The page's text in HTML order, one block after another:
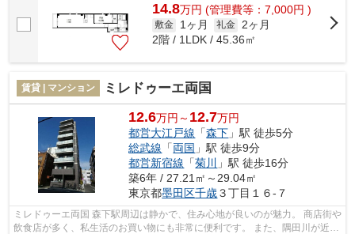
14.8万円 (管理費等：7,000円 )
敷金 1ヶ月 礼金 2ヶ月
2階 / 1LDK / 45.36㎡
賃貸 | マンション ミレドゥーエ両国
12.6万円～ 12.7万円
都営大江戸線 「森下 」駅 徒歩5分
総武線 「両国 」駅 徒歩9分
都営新宿線 「菊川
」駅 徒歩16分
築6年 / 27.21㎡～29.04㎡
東京都墨田区千歳３丁目１６-７
ミレドゥーエ両国 森下駅周辺は静かで、住み心地が良いのが魅力。 商店街や
飲食店が多く、私生活のお買い物にも非常に便利です。 また、隅田川が近い